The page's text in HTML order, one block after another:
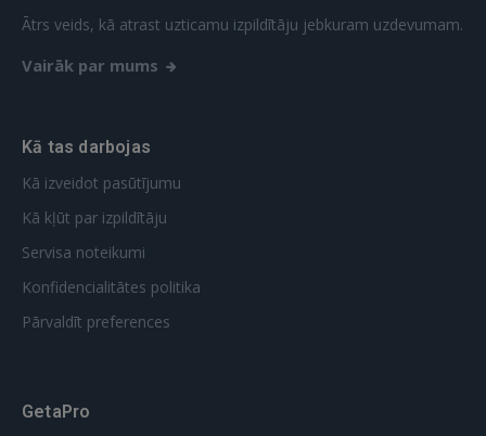
REĢISTRĀCIJA
Ātrs veids, kā atrast uzticamu izpildītāju jebkuram uzdevumam.
Vairāk par mums
Kā tas darbojas
Kā izveidot pasūtījumu
Kā kļūt par izpildītāju
Servisa noteikumi
Konfidencialitātes politika
Pārvaldīt preferences
GetaPro